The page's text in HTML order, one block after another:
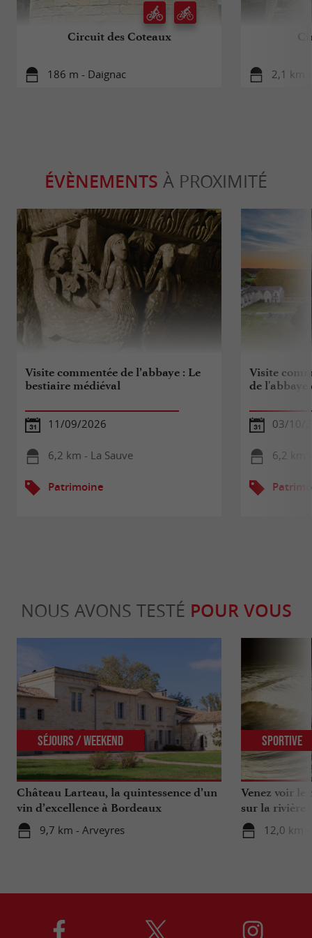
Circuit des Coteaux
186 m - Daignac 2,1 km
ÉVÈNEMENTS À PROXIMITÉ
Visite commentée de l’abbaye : Le
bestiaire médiéval
11/09/2026
6,2 km - La Sauve
Patrimoine
Visite
de l'abbaye
03/10/
6,2 km
NOUS AVONS TESTÉ POUR VOUS
Château Larteau, la quintessence d’un
vin d’excellence à Bordeaux
9,7 km - Arveyres
Séjours / Weekend
Venez voir le
sur la rivière !
12,0 km -
Sportive